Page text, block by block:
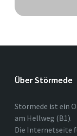
Über Störmede
Störmede ist ein
am Hellweg (B1).
Die Internetseite